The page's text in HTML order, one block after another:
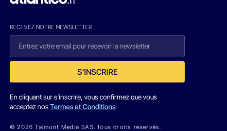
RECEVEZ NOTRE NEWSLETTER
S'INSCRIRE
En cliquant sur s'inscrire, vous confirmez que vous
acceptez nosTermes et Conditions
© 2026 Talmont Media SAS. tous droits réservés.